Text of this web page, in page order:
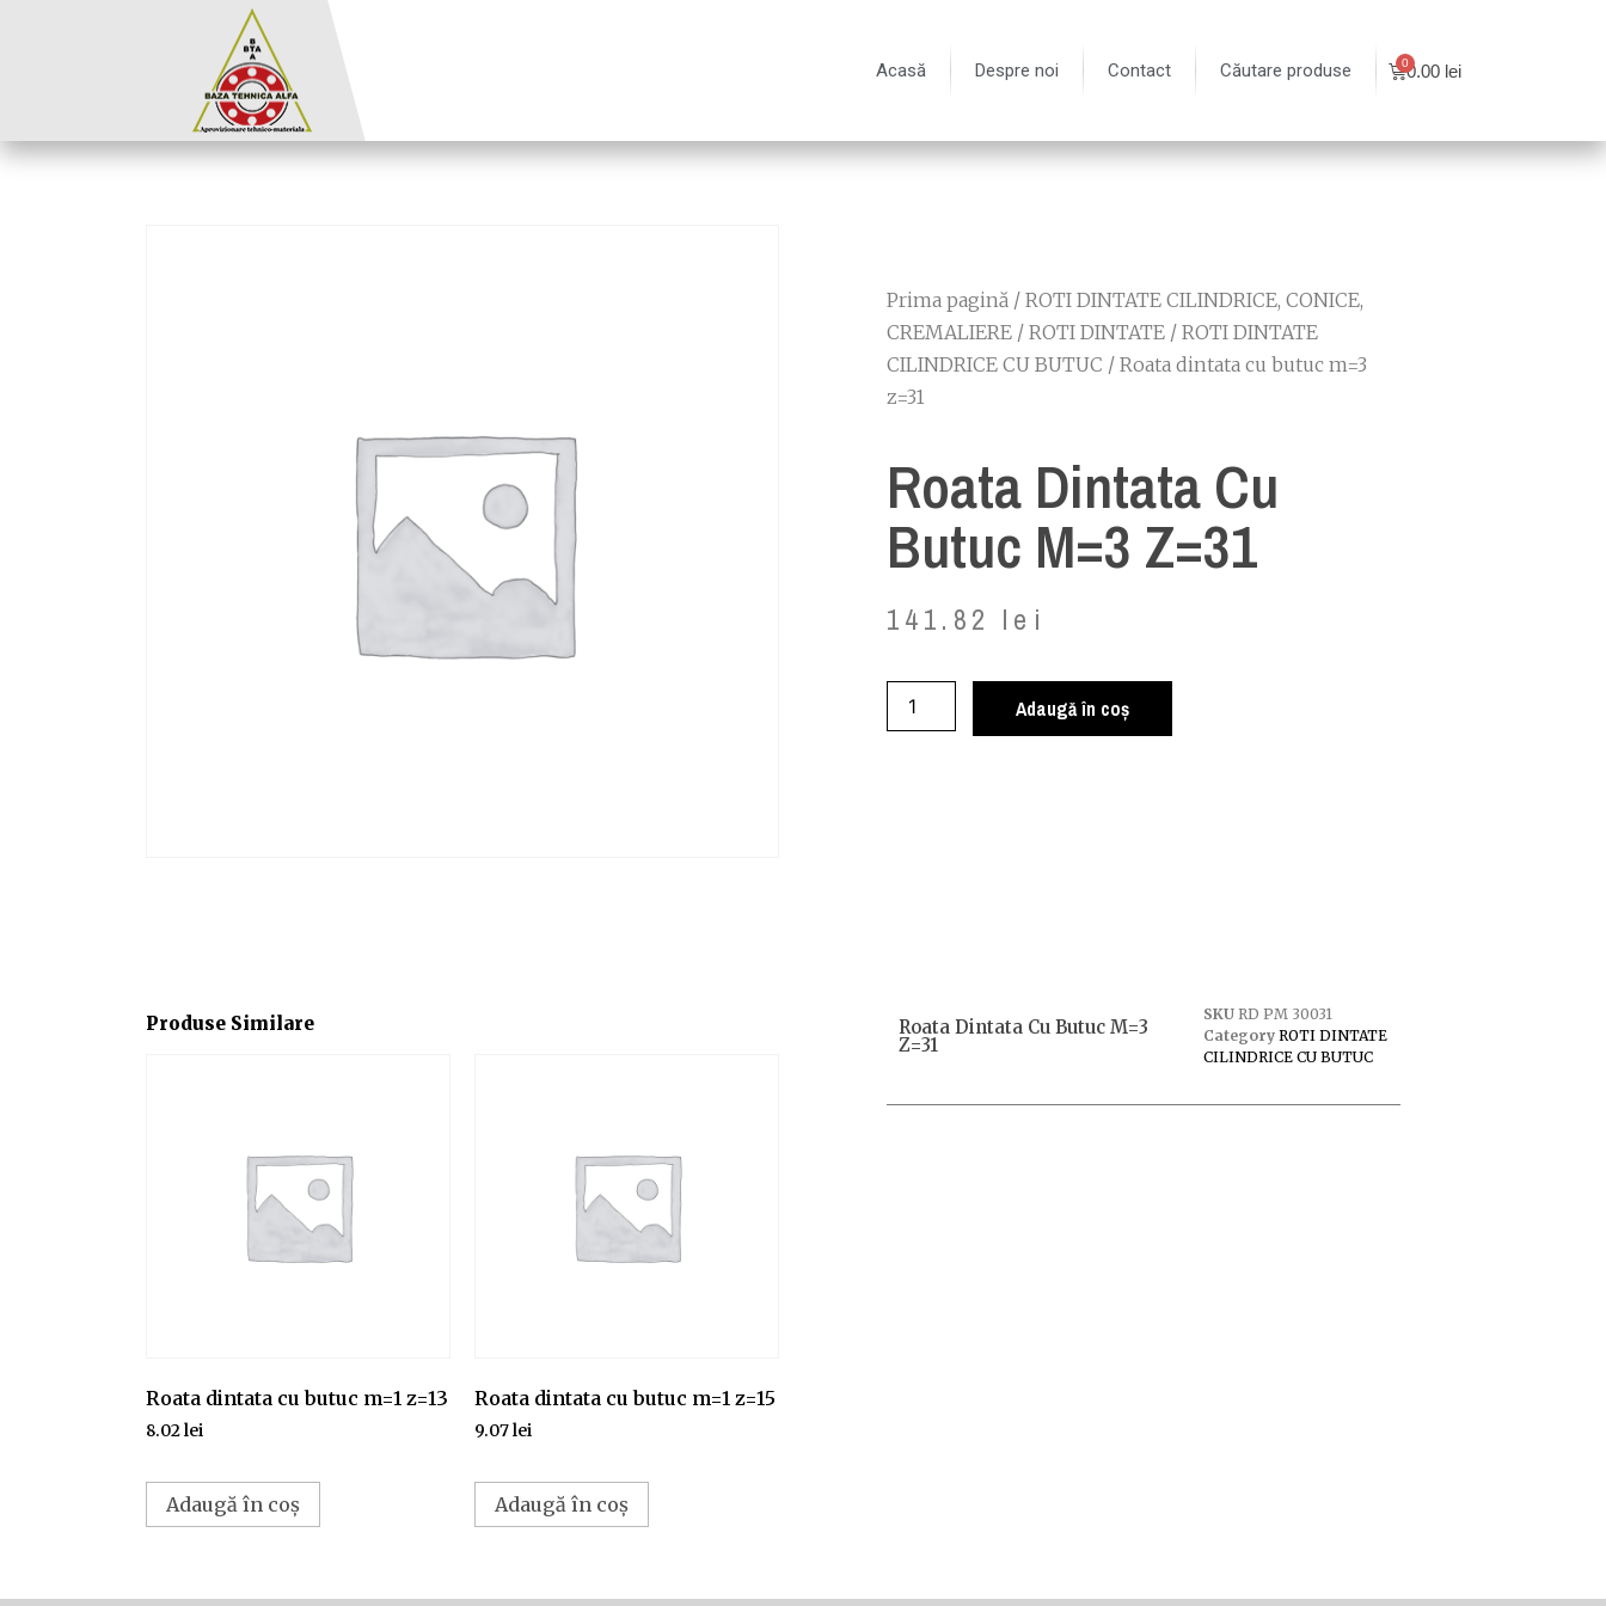
Acasă Despre noi Contact Căutare produse 0.00 lei
Prima pagină / ROTI DINTATE CILINDRICE, CONICE,
CREMALIERE / ROTI DINTATE / ROTI DINTATE
CILINDRICE CU BUTUC / Roata dintata cu butuc m=3
z=31
Roata Dintata Cu
Butuc M=3 Z=31
141.82 lei
Adaugă în coș
Produse Similare
Roata dintata cu butuc m=1 z=13
8.02lei
Adaugă în coș
Roata dintata cu butuc m=1 z=15
9.07lei
Adaugă în coș
Roata Dintata Cu Butuc M=3
Z=31
SKU RD PM 30031
Category ROTI DINTATE
CILINDRICE CU BUTUC